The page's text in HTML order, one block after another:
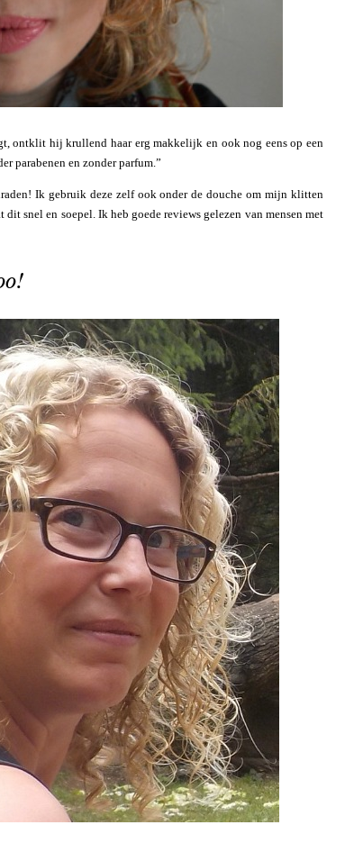
ontklit hij krullend haar erg makkelijk en ook nog eens op een
parabenen en zonder parfum.”
Ik gebruik deze zelf ook onder de douche om mijn klitten
snel en soepel. Ik heb goede reviews gelezen van mensen met